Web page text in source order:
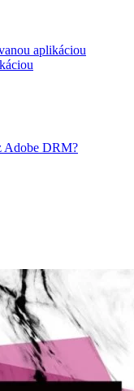
aplikáciou
Adobe DRM?